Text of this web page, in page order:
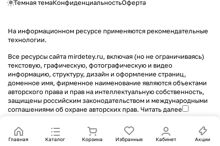
Главная Каталог Корзина Избранные Кабинет Акции
Темная темаКонфиденциальностьОферта
На информационном ресурсе применяются рекомендательные
технологии.
Все ресурсы сайта mirdetey.ru, включая (но не ограничиваясь)
текстовую, графическую, фотографическую и видео
информацию, структуру, дизайн и оформление страниц,
доменное имя, фирменное наименование являются объектами
авторского права и прав на интеллектуальную собственность,
защищены российским законодательством и международными
соглашениями об охране авторских прав. Читать далее